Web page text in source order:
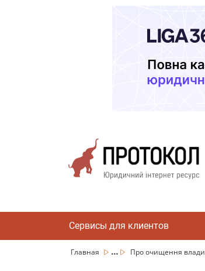
Сервисы для клиентов
Главная ... Про очищення влади